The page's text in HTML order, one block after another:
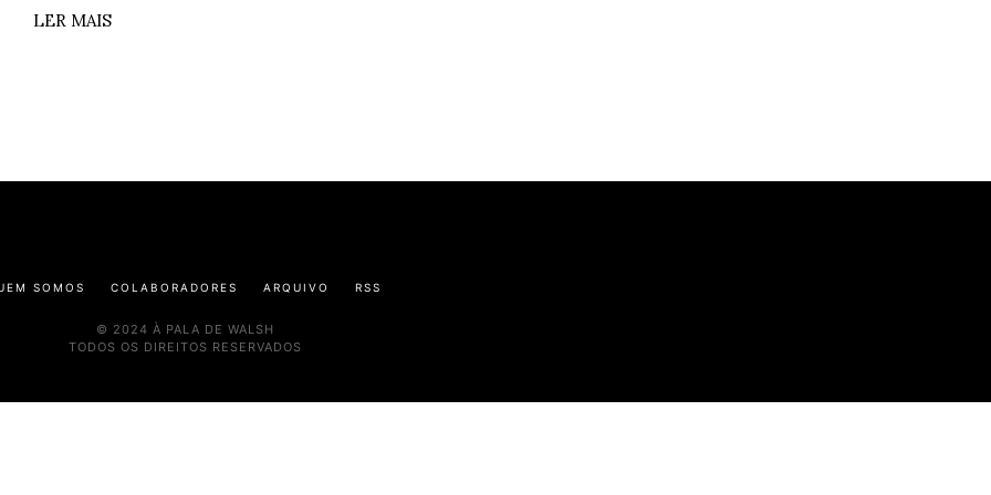
LER MAIS
SOMOS COLABORADORES ARQUIVO RSS
© 2024 À PALA DE WALSH
TODOS OS DIREITOS RESERVADOS